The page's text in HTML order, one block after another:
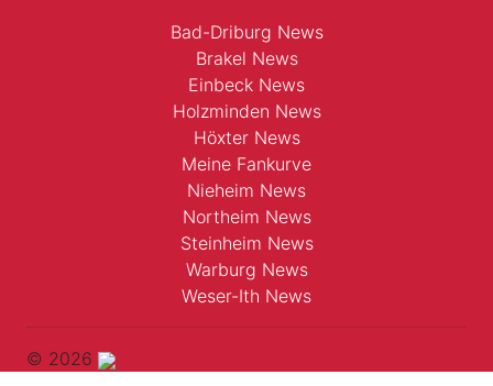
Bad-Driburg News
Brakel News
Einbeck News
Holzminden News
Höxter News
Meine Fankurve
Nieheim News
Northeim News
Steinheim News
Warburg News
Weser-Ith News
© 2026